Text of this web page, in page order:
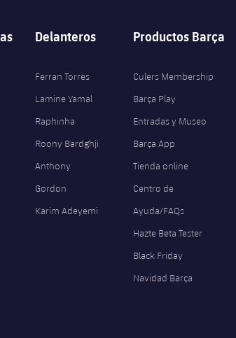
Delanteros
Ferran Torres
Lamine Yamal
Raphinha
Roony Bardghji
Anthony
Gordon
Karim Adeyemi
Productos Barça
Culers Membership
Barça Play
Entradas y Museo
Barça App
Tienda online
Centro de
Ayuda/FAQs
Hazte Beta Tester
Black Friday
Navidad Barça